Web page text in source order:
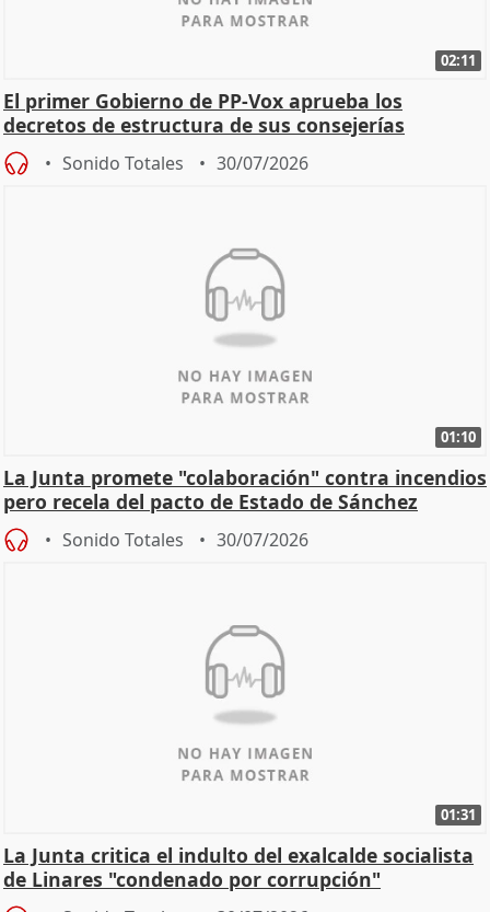
02:11
El primer Gobierno de PP-Vox aprueba los
decretos de estructura de sus consejerías
Sonido Totales 30/07/2026
01:10
La Junta promete "colaboración" contra incendios
pero recela del pacto de Estado de Sánchez
Sonido Totales 30/07/2026
01:31
La Junta critica el indulto del exalcalde socialista
de Linares "condenado por corrupción"